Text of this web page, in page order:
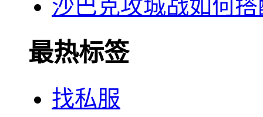
沙巴克攻城战如何
最热标签
找私服